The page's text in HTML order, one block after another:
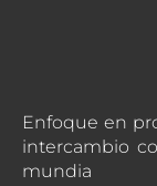
Enfoque en
intercambio
mundia